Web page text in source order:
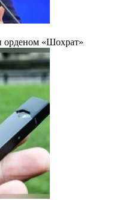
орденом «Шохрат»